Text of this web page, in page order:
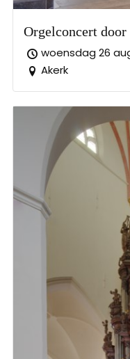
Orgelconcert door
woensdag 26
Akerk